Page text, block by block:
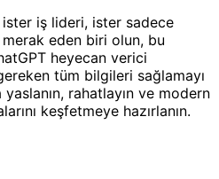
iş lideri, ister sadece
eden biri olun, bu
heyecan verici
tüm bilgileri sağlamayı
rahatlayın ve modern
keşfetmeye hazırlanın.